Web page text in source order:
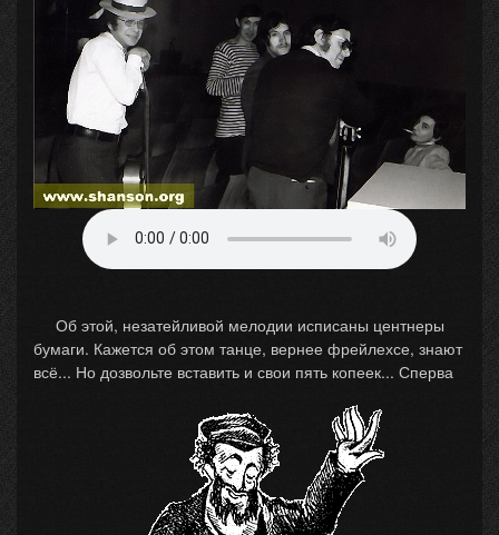
Об этой, незатейливой мелодии исписаны центнеры
бумаги. Кажется об этом танце, вернее фрейлехсе, знают
всё... Но дозвольте вставить и свои пять копеек... Сперва